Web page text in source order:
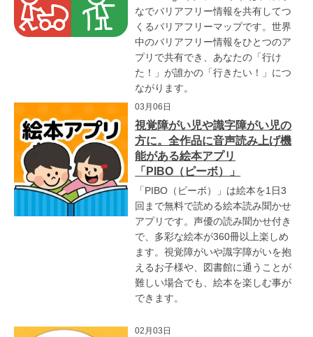
なでバリアフリー情報を共有してつ
くるバリアフリーマップです。世界
中のバリアフリー情報をひとつのア
プリで共有でき、あなたの「行け
た！」が誰かの「行きたい！」につ
ながります。
03月06日
視覚障がい児や識字障がい児の
方に。全作品に音声読み上げ機
能がある絵本アプリ
「PIBO（ピーボ）」
「PIBO（ピーボ）」は絵本を1日3
回まで無料で読める絵本読み聞かせ
アプリです。声優の読み聞かせ付き
で、多彩な絵本が360冊以上楽しめ
ます。視覚障がいや識字障がいを抱
えるお子様や、図書館に通うことが
難しい場合でも、絵本を楽しむ事が
できます。
02月03日